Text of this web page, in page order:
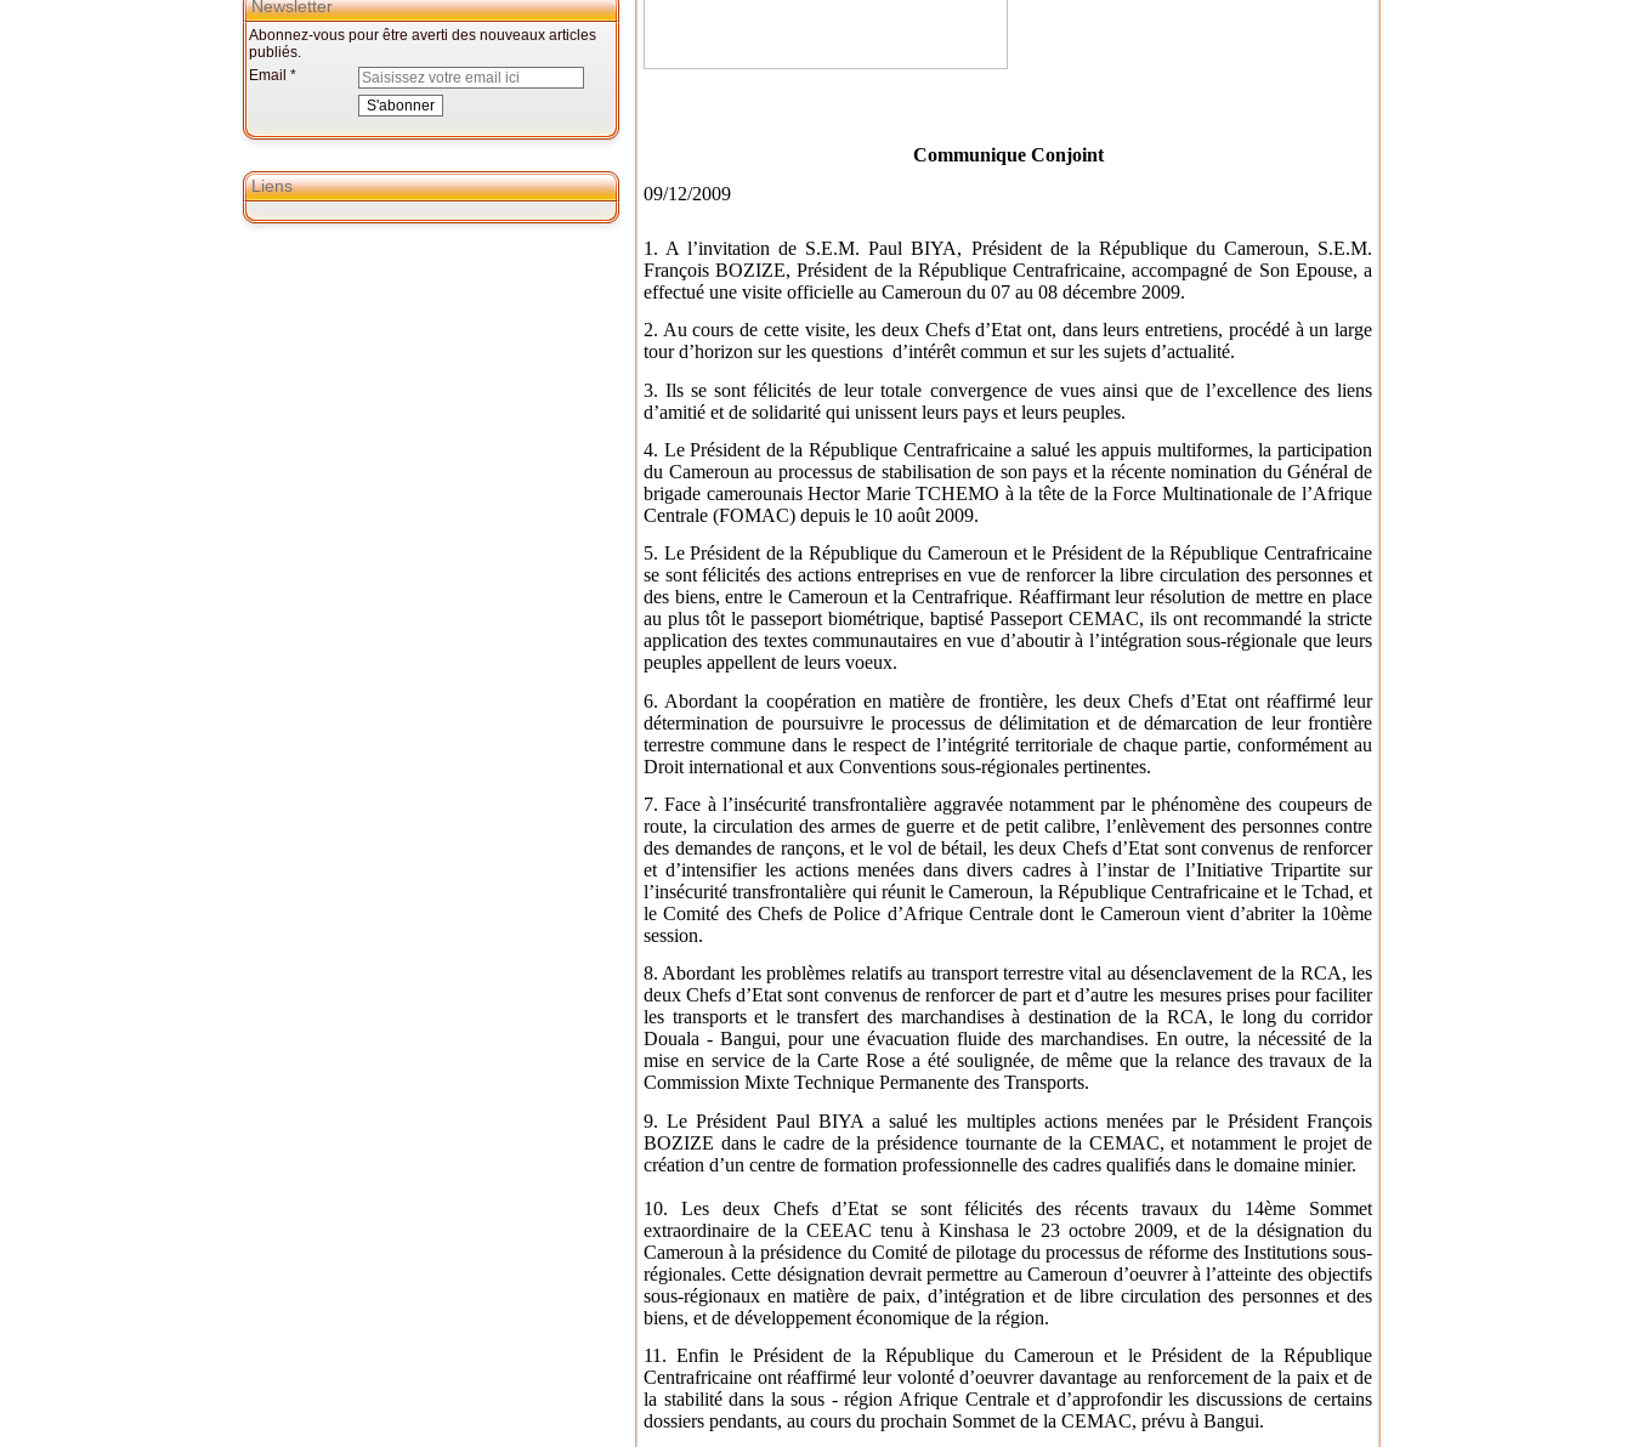
Newsletter
Abonnez-vous pour être averti des nouveaux articles
publiés.
Email
Liens
Communique Conjoint
09/12/2009
1. A l’invitation de S.E.M. Paul BIYA, Président de la République du Cameroun, S.E.M.
François BOZIZE, Président de la République Centrafricaine, accompagné de Son Epouse, a
effectué une visite officielle au Cameroun du 07 au 08 décembre 2009.
2. Au cours de cette visite, les deux Chefs d’Etat ont, dans leurs entretiens, procédé à un large
tour d’horizon sur les questions d’intérêt commun et sur les sujets d’actualité.
3. Ils se sont félicités de leur totale convergence de vues ainsi que de l’excellence des liens
d’amitié et de solidarité qui unissent leurs pays et leurs peuples.
4. Le Président de la République Centrafricaine a salué les appuis multiformes, la participation
du Cameroun au processus de stabilisation de son pays et la récente nomination du Général de
brigade camerounais Hector Marie TCHEMO à la tête de la Force Multinationale de l’Afrique
Centrale (FOMAC) depuis le 10 août 2009.
5. Le Président de la République du Cameroun et le Président de la République Centrafricaine
se sont félicités des actions entreprises en vue de renforcer la libre circulation des personnes et
des biens, entre le Cameroun et la Centrafrique. Réaffirmant leur résolution de mettre en place
au plus tôt le passeport biométrique, baptisé Passeport CEMAC, ils ont recommandé la stricte
application des textes communautaires en vue d’aboutir à l’intégration sous-régionale que leurs
peuples appellent de leurs voeux.
6. Abordant la coopération en matière de frontière, les deux Chefs d’Etat ont réaffirmé leur
détermination de poursuivre le processus de délimitation et de démarcation de leur frontière
terrestre commune dans le respect de l’intégrité territoriale de chaque partie, conformément au
Droit international et aux Conventions sous-régionales pertinentes.
7. Face à l’insécurité transfrontalière aggravée notamment par le phénomène des coupeurs de
route, la circulation des armes de guerre et de petit calibre, l’enlèvement des personnes contre
des demandes de rançons, et le vol de bétail, les deux Chefs d’Etat sont convenus de renforcer
et d’intensifier les actions menées dans divers cadres à l’instar de l’Initiative Tripartite sur
l’insécurité transfrontalière qui réunit le Cameroun, la République Centrafricaine et le Tchad, et
le Comité des Chefs de Police d’Afrique Centrale dont le Cameroun vient d’abriter la 10ème
session.
8. Abordant les problèmes relatifs au transport terrestre vital au désenclavement de la RCA, les
deux Chefs d’Etat sont convenus de renforcer de part et d’autre les mesures prises pour faciliter
les transports et le transfert des marchandises à destination de la RCA, le long du corridor
Douala - Bangui, pour une évacuation fluide des marchandises. En outre, la nécessité de la
mise en service de la Carte Rose a été soulignée, de même que la relance des travaux de la
Commission Mixte Technique Permanente des Transports.
9. Le Président Paul BIYA a salué les multiples actions menées par le Président François
BOZIZE dans le cadre de la présidence tournante de la CEMAC, et notamment le projet de
création d’un centre de formation professionnelle des cadres qualifiés dans le domaine minier.
10. Les deux Chefs d’Etat se sont félicités des récents travaux du 14ème Sommet
extraordinaire de la CEEAC tenu à Kinshasa le 23 octobre 2009, et de la désignation du
Cameroun à la présidence du Comité de pilotage du processus de réforme des Institutions sous-
régionales. Cette désignation devrait permettre au Cameroun d’oeuvrer à l’atteinte des objectifs
sous-régionaux en matière de paix, d’intégration et de libre circulation des personnes et des
biens, et de développement économique de la région.
11. Enfin le Président de la République du Cameroun et le Président de la République
Centrafricaine ont réaffirmé leur volonté d’oeuvrer davantage au renforcement de la paix et de
la stabilité dans la sous - région Afrique Centrale et d’approfondir les discussions de certains
dossiers pendants, au cours du prochain Sommet de la CEMAC, prévu à Bangui.